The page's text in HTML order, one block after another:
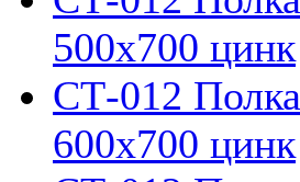
500х700 цинк
СТ-012 Полка
600х700 цинк